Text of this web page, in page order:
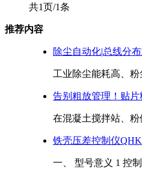
共1页/1条
推荐内容
除尘自动化|总线分
工业除尘能耗高、
告别粗放管理！贴
在混凝土搅拌站、
铁壳压差控制仪
一、 型号意义 1 控